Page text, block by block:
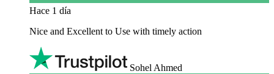
Hace 1 día
Nice and Excellent to Use with timely action
Sohel Ahmed